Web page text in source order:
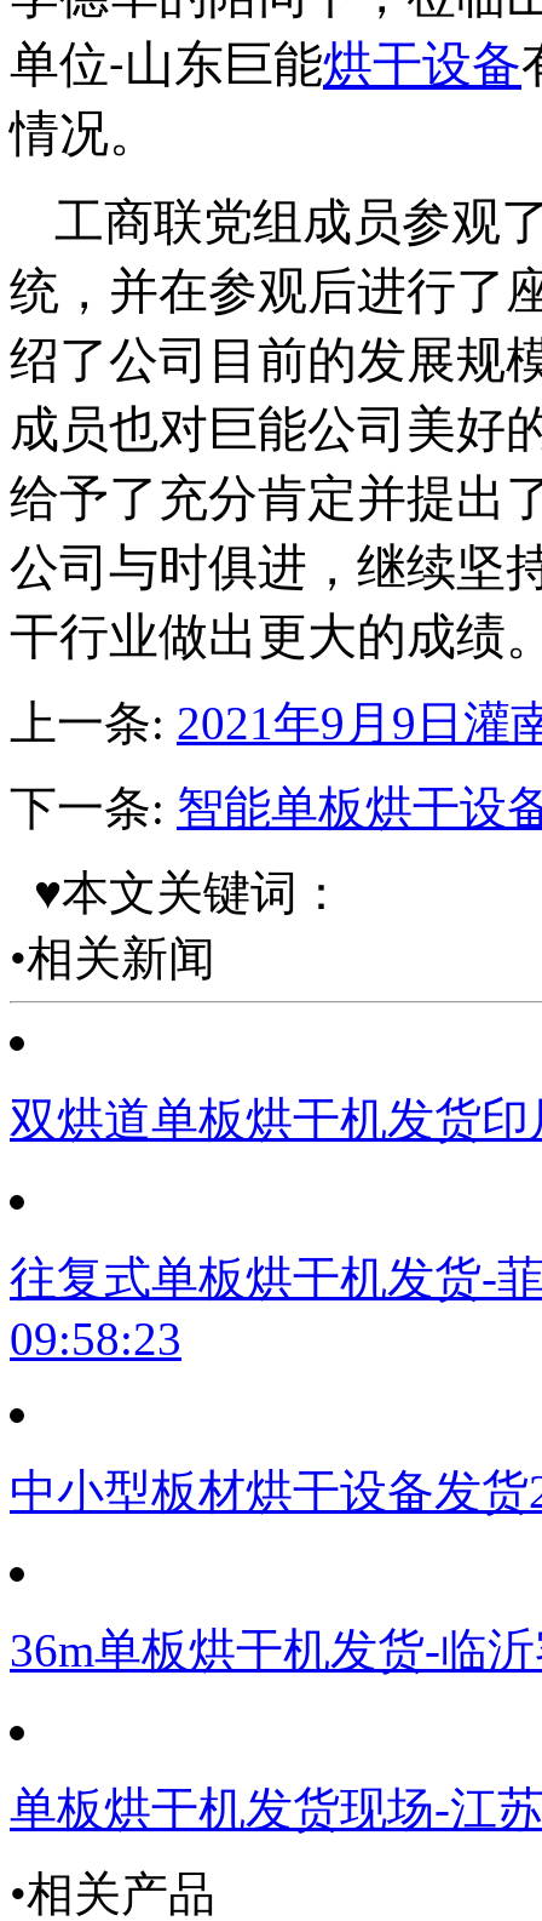
单位-山东巨能烘干设备
情况。
工商联党组成员参观
统，并在参观后进行了
绍了公司目前的发展规
成员也对巨能公司美好
给予了充分肯定并提出
公司与时俱进，继续坚
干行业做出更大的成绩
上一条: ​2021年9月9日灌
下一条: 智能单板烘干设
♥本文关键词：
•相关新闻
双烘道单板烘干机发货印
往复式单板烘干机发货-
09:58:23
中小型板材烘干设备发货
36m单板烘干机发货-临
单板烘干机发货现场-江
•相关产品